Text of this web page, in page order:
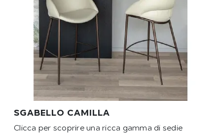
SGABELLO CAMILLA
Clicca per scoprire una ricca gamma di sedie